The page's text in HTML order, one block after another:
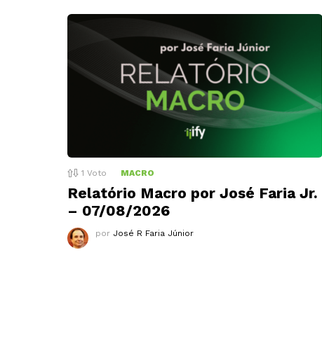
1 Voto MACRO
Relatório Macro por José Faria Jr.
– 07/08/2026
por José R Faria Júnior